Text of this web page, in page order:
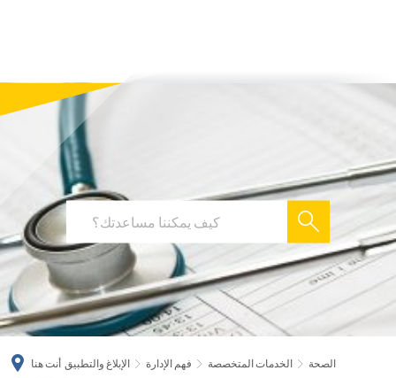
أنت هنا الإبلاغ والتطبيق فهم الإدارة الخدمات المتخصصة
الصحة